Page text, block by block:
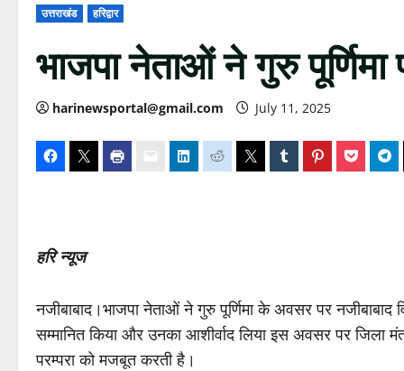
उत्तराखंड हरिद्वार
भाजपा नेताओं ने गुरु
harinewsportal@gmail.com July 11, 2025
हरि न्यूज
नजीबाबाद।भाजपा नेताओं ने गुरु पूर्णिमा के अवसर पर
सम्मानित किया और उनका आशीर्वाद लिया इस अवसर पर जिला
परम्परा को मजबूत करती है।